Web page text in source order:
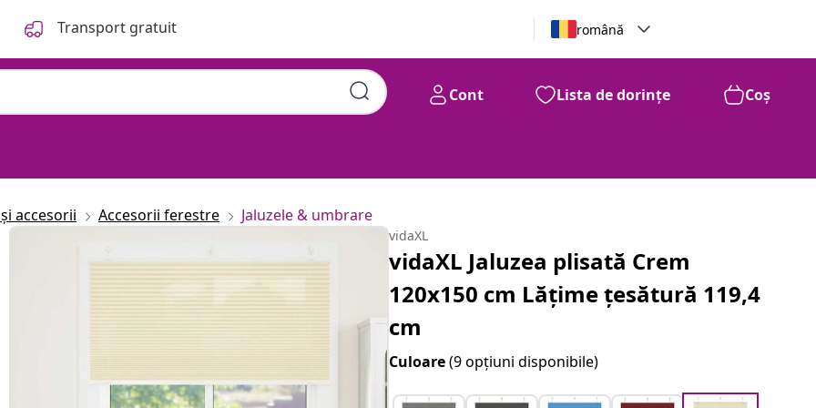
Transport gratuit română
Cont Lista de dorințe Coș
accesorii Accesorii ferestre Jaluzele & umbrare
vidaXL
vidaXL Jaluzea plisată Crem
120x150 cm Lățime țesătură 119,4
cm
Culoare(9 opțiuni disponibile)